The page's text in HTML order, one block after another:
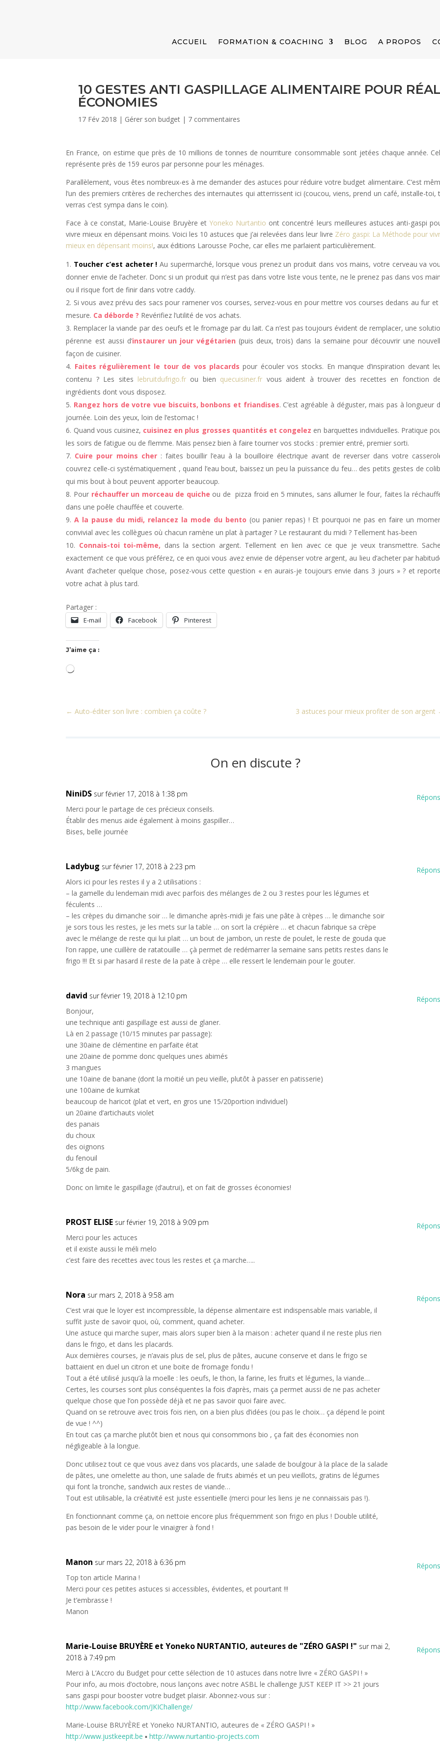
ACCUEIL FORMATION & COACHING BLOG A PROPOS
10 GESTES ANTI GASPILLAGE ALIMENTAIRE POUR
ÉCONOMIES
17 Fév 2018 | Gérer son budget | 7 commentaires
En France, on estime que près de 10 millions de tonnes de nourriture consommable sont jetées chaque année.
représente près de 159 euros par personne pour les ménages.
Parallèlement, vous êtes nombreux-es à me demander des astuces pour réduire votre budget alimentaire. C’est
l’un des premiers critères de recherches des internautes qui atterrissent ici (coucou, viens, prend un café, installe-toi,
verras c’est sympa dans le coin).
Face à ce constat, Marie-Louise Bruyère etYoneko Nurtantio ont concentré leurs meilleures astuces anti-gaspi
vivre mieux en dépensant moins. Voici les 10 astuces que j’ai relevées dans leur livre Zéro gaspi: La Méthode pour
mieux en dépensant moins!, aux éditions Larousse Poche, car elles me parlaient particulièrement.
Toucher c’est acheter ! Au supermarché, lorsque vous prenez un produit dans vos mains, votre cerveau va
donner envie de l’acheter. Donc si un produit qui n’est pas dans votre liste vous tente, ne le prenez pas dans vos
ou il risque fort de finir dans votre caddy.
Si vous avez prévu des sacs pour ramener vos courses, servez-vous en pour mettre vos courses dedans au fur et
mesure. Ca déborde ? Revérifiez l’utilité de vos achats.
Remplacer la viande par des oeufs et le fromage par du lait. Ca n’est pas toujours évident de remplacer, une
pérenne est aussi d’instaurer un jour végétarien (puis deux, trois) dans la semaine pour découvrir une
façon de cuisiner.
Faites régulièrement le tour de vos placards pour écouler vos stocks. En manque d’inspiration devant
contenu ? Les sites lebruitdufrigo.fr ou bien quecuisiner.fr vous aident à trouver des recettes en fonction
ingrédients dont vous disposez.
Rangez hors de votre vue biscuits, bonbons et friandises. C’est agréable à déguster, mais pas à longueur
journée. Loin des yeux, loin de l’estomac !
Quand vous cuisinez, cuisinez en plus grosses quantités et congelez en barquettes individuelles. Pratique
les soirs de fatigue ou de flemme. Mais pensez bien à faire tourner vos stocks : premier entré, premier sorti.
Cuire pour moins cher: faites bouillir l’eau à la bouilloire électrique avant de reverser dans votre
couvrez celle-ci systématiquement , quand l’eau bout, baissez un peu la puissance du feu… des petits gestes de
qui mis bout à bout peuvent apporter beaucoup.
Pour réchauffer un morceau de quiche ou de pizza froid en 5 minutes, sans allumer le four, faites la
dans une poêle chauffée et couverte.
A la pause du midi, relancez la mode du bento (ou panier repas) ! Et pourquoi ne pas en faire un
convivial avec les collègues où chacun ramène un plat à partager ? Le restaurant du midi ? Tellement has-been
Connais-toi toi-même, dans la section argent. Tellement en lien avec ce que je veux transmettre.
exactement ce que vous préférez, ce en quoi vous avez envie de dépenser votre argent, au lieu d’acheter par
Avant d’acheter quelque chose, posez-vous cette question « en aurais-je toujours envie dans 3 jours » ? et
votre achat à plus tard.
Partager :
E-mail Facebook Pinterest
J’aime ça :
Chargement…
←Auto-éditer son livre : combien ça coûte ? 3 astuces pour mieux profiter de son argent
On en discute ?
NiniDS sur février 17, 2018 à 1:38 pm
Merci pour le partage de ces précieux conseils.
Établir des menus aide également à moins gaspiller…
Bises, belle journée
Ladybug sur février 17, 2018 à 2:23 pm
Alors ici pour les restes il y a 2 utilisations :
– la gamelle du lendemain midi avec parfois des mélanges de 2 ou 3 restes pour les légumes et
féculents …
– les crèpes du dimanche soir … le dimanche après-midi je fais une pâte à crèpes … le dimanche soir
je sors tous les restes, je les mets sur la table … on sort la crépière … et chacun fabrique sa crèpe
avec le mélange de reste qui lui plait … un bout de jambon, un reste de poulet, le reste de gouda que
l’on rappe, une cuillère de ratatouille … çà permet de redémarrer la semaine sans petits restes dans le
frigo !!! Et si par hasard il reste de la pate à crèpe … elle ressert le lendemain pour le gouter.
david sur février 19, 2018 à 12:10 pm
Bonjour,
une technique anti gaspillage est aussi de glaner.
Là en 2 passage (10/15 minutes par passage):
une 30aine de clémentine en parfaite état
une 20aine de pomme donc quelques unes abimés
3 mangues
une 10aine de banane (dont la moitié un peu vieille, plutôt à passer en patisserie)
une 100aine de kumkat
beaucoup de haricot (plat et vert, en gros une 15/20portion individuel)
un 20aine d’artichauts violet
des panais
du choux
des oignons
du fenouil
5/6kg de pain.
Donc on limite le gaspillage (d’autrui), et on fait de grosses économies!
PROST ELISE sur février 19, 2018 à 9:09 pm
Merci pour les actuces
et il existe aussi le méli melo
c’est faire des recettes avec tous les restes et ça marche…..
Nora sur mars 2, 2018 à 9:58 am
C’est vrai que le loyer est incompressible, la dépense alimentaire est indispensable mais variable, il
suffit juste de savoir quoi, où, comment, quand acheter.
Une astuce qui marche super, mais alors super bien à la maison : acheter quand il ne reste plus rien
dans le frigo, et dans les placards.
Aux dernières courses, je n’avais plus de sel, plus de pâtes, aucune conserve et dans le frigo se
battaient en duel un citron et une boite de fromage fondu !
Tout a été utilisé jusqu’à la moelle : les oeufs, le thon, la farine, les fruits et légumes, la viande…
Certes, les courses sont plus conséquentes la fois d’après, mais ça permet aussi de ne pas acheter
quelque chose que l’on possède déjà et ne pas savoir quoi faire avec.
Quand on se retrouve avec trois fois rien, on a bien plus d’idées (ou pas le choix… ça dépend le point
de vue ! ^^)
En tout cas ça marche plutôt bien et nous qui consommons bio , ça fait des économies non
négligeable à la longue.
Donc utilisez tout ce que vous avez dans vos placards, une salade de boulgour à la place de la salade
de pâtes, une omelette au thon, une salade de fruits abimés et un peu vieillots, gratins de légumes
qui font la tronche, sandwich aux restes de viande…
Tout est utilisable, la créativité est juste essentielle (merci pour les liens je ne connaissais pas !).
En fonctionnant comme ça, on nettoie encore plus fréquemment son frigo en plus ! Double utilité,
pas besoin de le vider pour le vinaigrer à fond !
Manon sur mars 22, 2018 à 6:36 pm
Top ton article Marina !
Merci pour ces petites astuces si accessibles, évidentes, et pourtant !!!
Je t’embrasse !
Manon
Marie-Louise BRUYÈRE et Yoneko NURTANTIO, auteures de "ZÉRO GASPI !" sur mai 2,
2018 à 7:49 pm
Merci à L’Accro du Budget pour cette sélection de 10 astuces dans notre livre « ZÉRO GASPI ! »
Pour info, au mois d’octobre, nous lançons avec notre ASBL le challenge JUST KEEP IT >> 21 jours
sans gaspi pour booster votre budget plaisir. Abonnez-vous sur :
http://www.facebook.com/JKIChallenge/
Marie-Louise BRUYÈRE et Yoneko NURTANTIO, auteures de « ZÉRO GASPI ! »
http://www.justkeepit.be ▪http://www.nurtantio-projects.com